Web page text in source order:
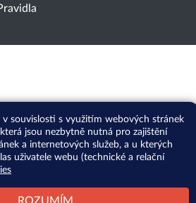
v souvislosti s využitím webových stránek
jsou nezbytně nutná pro zajištění
a internetových služeb, a u kterých
uživatele webu (technické a relační